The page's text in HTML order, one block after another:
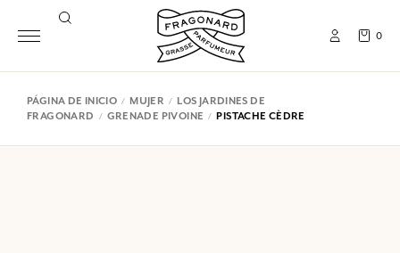
0
PÁGINA DE INICIO MUJER
LOS JARDINES DE
FRAGONARD
GRENADE PIVOINE PISTACHE CÈDRE